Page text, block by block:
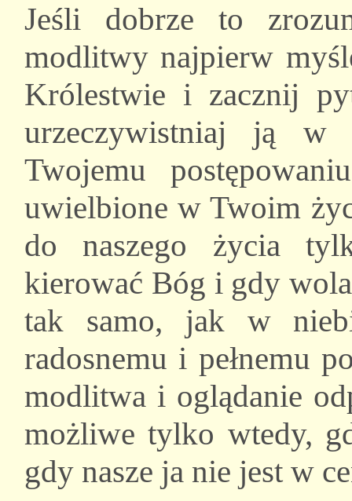
Jeśli dobrze to
modlitwy najpierw
Królestwie i zacznij
urzeczywistniaj ją
Twojemu
uwielbione w Twoim
do naszego życia
kierować Bóg i gdy
tak samo, jak w
radosnemu i pełnemu
modlitwa i oglądanie
możliwe tylko wtedy,
gdy nasze ja nie jest w